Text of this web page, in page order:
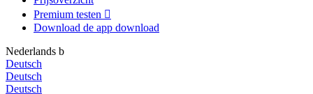
Premium testen 
Download de app download
Nederlands b
Deutsch
Deutsch
Deutsch